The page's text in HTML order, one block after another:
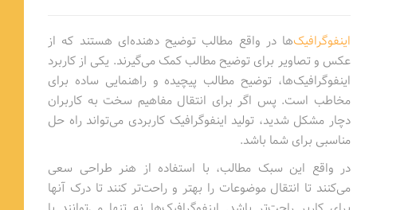
اینفوگرافیک‌ها در واقع مطالب توضیح دهنده‌ای هستند که از
عکس و تصاویر برای توضیح مطالب کمک می‌گیرند. یکی از کاربرد
اینفوگرافیک‌ها، توضیح مطالب پیچیده و راهنمایی ساده برای
مخاطب است. پس اگر برای انتقال مفاهیم سخت به کاربران
دچار مشکل شدید، تولید اینفوگرافیک کاربردی می‌تواند راه حل
مناسبی برای شما باشد.
در واقع این سبک مطالب، با استفاده از هنر طراحی سعی
می‌کنند تا انتقال موضوعات را بهتر و راحت‌تر کنند تا درک آنها